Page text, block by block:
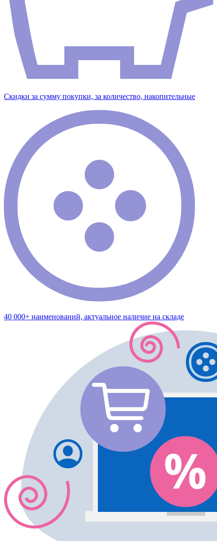
Скидки за сумму покупки, за количество, накопительные
40 000+ наименований, актуальное наличие на складе